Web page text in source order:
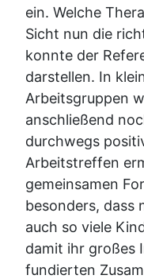
ein. Welche
Sicht nun die
konnte der
darstellen. In
Arbeitsgruppen
anschließend
durchwegs
Arbeitstreffen
gemeinsamen
besonders, dass
auch so viele
damit ihr großes
fundierten